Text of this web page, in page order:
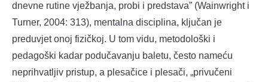
dnevne rutine vježbanja, probi i predstava” (Wainwright i
Turner, 2004: 313), mentalna disciplina, ključan je
preduvjet onoj fizičkoj. U tom vidu, metodološki i
pedagoški kadar podučavanju baletu, često nameću
neprihvatljiv pristup, a plesačice i plesači, „privučeni